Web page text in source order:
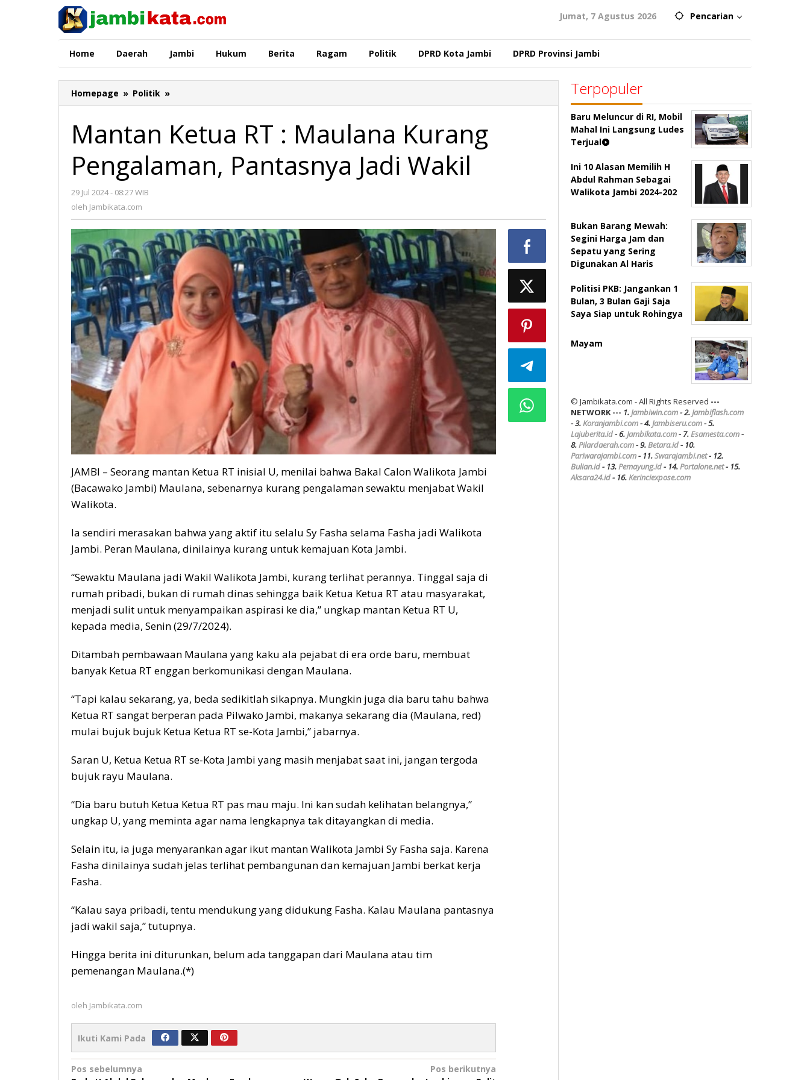
Jumat, 7 Agustus 2026 Pencarian
Home Daerah Jambi Hukum Berita Ragam Politik DPRD Kota Jambi DPRD Provinsi Jambi
Homepage » Politik »
Ketua
:
Maulana
Pengalaman,
Pantasnya
Mantan Ketua RT : Maulana Kurang
Pengalaman, Pantasnya Jadi Wakil
29 Jul 2024 - 08:27 WIB
oleh Jambikata.com
JAMBI – Seorang mantan Ketua RT inisial U, menilai bahwa Bakal Calon Walikota Jambi
(Bacawako Jambi) Maulana, sebenarnya kurang pengalaman sewaktu menjabat Wakil
Walikota.
Ia sendiri merasakan bahwa yang aktif itu selalu Sy Fasha selama Fasha jadi Walikota
Jambi. Peran Maulana, dinilainya kurang untuk kemajuan Kota Jambi.
“Sewaktu Maulana jadi Wakil Walikota Jambi, kurang terlihat perannya. Tinggal saja di
rumah pribadi, bukan di rumah dinas sehingga baik Ketua Ketua RT atau masyarakat,
menjadi sulit untuk menyampaikan aspirasi ke dia,” ungkap mantan Ketua RT U,
kepada media, Senin (29/7/2024).
Ditambah pembawaan Maulana yang kaku ala pejabat di era orde baru, membuat
banyak Ketua RT enggan berkomunikasi dengan Maulana.
“Tapi kalau sekarang, ya, beda sedikitlah sikapnya. Mungkin juga dia baru tahu bahwa
Ketua RT sangat berperan pada Pilwako Jambi, makanya sekarang dia (Maulana, red)
mulai bujuk bujuk Ketua Ketua RT se-Kota Jambi,” jabarnya.
Saran U, Ketua Ketua RT se-Kota Jambi yang masih menjabat saat ini, jangan tergoda
bujuk rayu Maulana.
“Dia baru butuh Ketua Ketua RT pas mau maju. Ini kan sudah kelihatan belangnya,”
ungkap U, yang meminta agar nama lengkapnya tak ditayangkan di media.
Selain itu, ia juga menyarankan agar ikut mantan Walikota Jambi Sy Fasha saja. Karena
Fasha dinilainya sudah jelas terlihat pembangunan dan kemajuan Jambi berkat kerja
Fasha.
“Kalau saya pribadi, tentu mendukung yang didukung Fasha. Kalau Maulana pantasnya
jadi wakil saja,” tutupnya.
Hingga berita ini diturunkan, belum ada tanggapan dari Maulana atau tim
pemenangan Maulana.(*)
oleh Jambikata.com
Ikuti Kami Pada
Navigasi
Pos sebelumnya
Pos berikutnya
Terpopuler
Baru Meluncur di RI, Mobil
Mahal Ini Langsung Ludes
Terjual
Ini 10 Alasan Memilih H
Abdul Rahman Sebagai
Walikota Jambi 2024-202
Bukan Barang Mewah:
Segini Harga Jam dan
Sepatu yang Sering
Digunakan Al Haris
Politisi PKB: Jangankan 1
Bulan, 3 Bulan Gaji Saja
Saya Siap untuk Rohingya
Mayam
© Jambikata.com - All Rights Reserved ---
NETWORK --- 1.Jambiwin.com- 2.Jambiflash.com
- 3.Koranjambi.com- 4.Jambiseru.com- 5.
Lajuberita.id- 6.Jambikata.com- 7.Esamesta.com-
8.Pilardaerah.com- 9.Betara.id- 10.
Pariwarajambi.com- 11.Swarajambi.net- 12.
Bulian.id- 13.Pemayung.id- 14.Portalone.net- 15.
Aksara24.id- 16.Kerinciexpose.com